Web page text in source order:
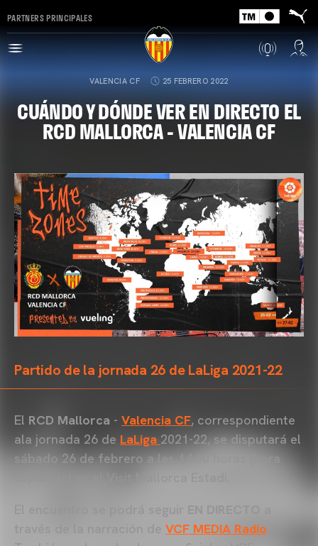
PARTNERS PRINCIPALES
VALENCIA CF 25 FEBRERO 2022
CUÁNDO Y DÓNDE VER EN DIRECTO EL
RCD MALLORCA - VALENCIA CF
Partido de la jornada 26 de LaLiga 2021-22
El RCD Mallorca - Valencia CF, correspondiente
ala jornada 26 de LaLiga 2021-22, se disputará el
sábado 26 de febrero a las 14:00 horas (hora
VCF MEDIA Radio